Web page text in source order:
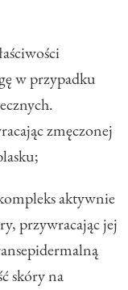
w przypadku
zmęczonej
aktywnie
przywracając jej
skóry na